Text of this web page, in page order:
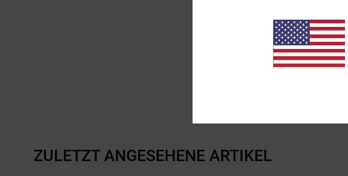
ZULETZT ANGESEHENE ARTIKEL